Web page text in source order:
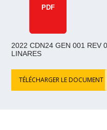
PDF
2022 CDN24 GEN 001 REV
LINARES
TÉLÉCHARGER LE DOCUMENT